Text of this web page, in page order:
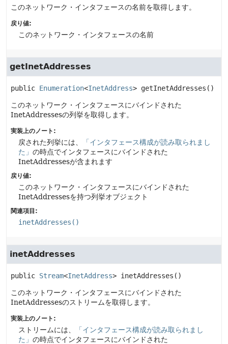
このネットワーク・インタフェースの名前を取得します。
戻り値:
このネットワーク・インタフェースの名前
getInetAddresses
public Enumeration<InetAddress> getInetAddresses ()
このネットワーク・インタフェースにバインドされた
InetAddressesの列挙を取得します。
実装上のノート:
戻された列挙には、
「インタフェース構成が読み取られまし
た」 の時点でインタフェースにバインドされた
InetAddressesが含まれます
戻り値:
このネットワーク・インタフェースにバインドされた
InetAddressesを持つ列挙オブジェクト
関連項目:
inetAddresses()
inetAddresses
public Stream<InetAddress> inetAddresses ()
このネットワーク・インタフェースにバインドされた
InetAddressesのストリームを取得します。
実装上のノート:
ストリームには、
「インタフェース構成が読み取られまし
た」 の時点でインタフェースにバインドされた